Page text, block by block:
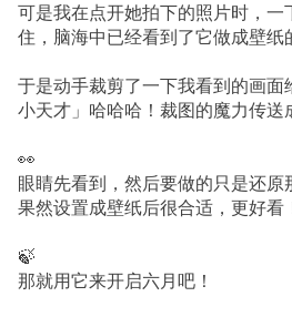
可是我在点开她拍下的照片时，一
住，脑海中已经看到了它做成壁纸
于是动手裁剪了一下我看到的画面
小天才」哈哈哈！裁图的魔力传送
👀
眼睛先看到，然后要做的只是还原
果然设置成壁纸后很合适，更好看
🍃
那就用它来开启六月吧！